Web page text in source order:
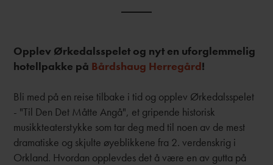
Opplev Ørkedalsspelet og nyt en uforglemmelig
hotellpakke på Bårdshaug Herregård!
Bli med på en reise tilbake i tid og opplev Ørkedalsspelet
- "Til Den Det Måtte Angå", et gripende historisk
musikkteaterstykke som tar deg med til noen av de mest
dramatiske og skjulte øyeblikkene fra 2. verdenskrig i
Orkland. Hvordan opplevdes det å være en av gutta på